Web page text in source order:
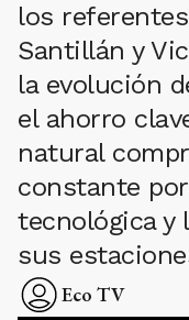
los
Santillán y
la evolución
el ahorro
natural
constante
tecnológica y
sus
Eco TV